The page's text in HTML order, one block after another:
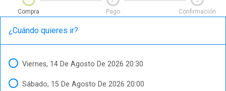
Compra Pago Confirmación
¿Cuándo quieres ir
Viernes, 14 De Agosto De 2026 20:30
Sábado, 15 De Agosto De 2026 20:00